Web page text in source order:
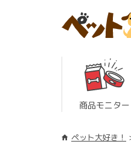
商品モニター
ペット大好き！